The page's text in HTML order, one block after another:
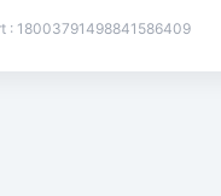
: 18003791498841586409